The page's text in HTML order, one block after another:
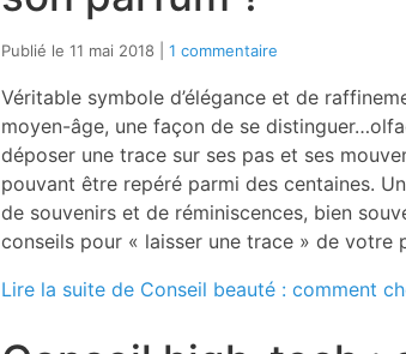
Publié le 11 mai 2018 1 commentaire
Véritable symbole d’élégance et de
moyen-âge, une façon de se
déposer une trace sur ses pas et ses
pouvant être repéré parmi des centaines.
de souvenirs et de réminiscences, bien
conseils pour « laisser une trace » de votre
Lire la suite de Conseil beauté : comment